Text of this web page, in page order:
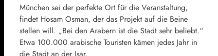
München sei der perfekte Ort für die Veranstaltung,
findet Hosam Osman, der das Projekt auf die Beine
stellen will. „Bei den Arabern ist die Stadt sehr beliebt.“
Etwa 100.000 arabische Touristen kämen jedes Jahr in